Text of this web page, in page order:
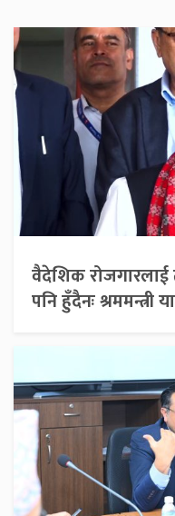
वैदेशिक
पनि हुँदैनः श्रममन्त्री